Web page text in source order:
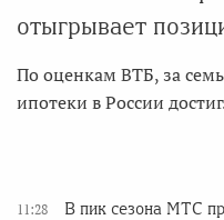
отыгрывает
По оценкам ВТБ, за
ипотеки в России
11:28
В пик сезона МТС